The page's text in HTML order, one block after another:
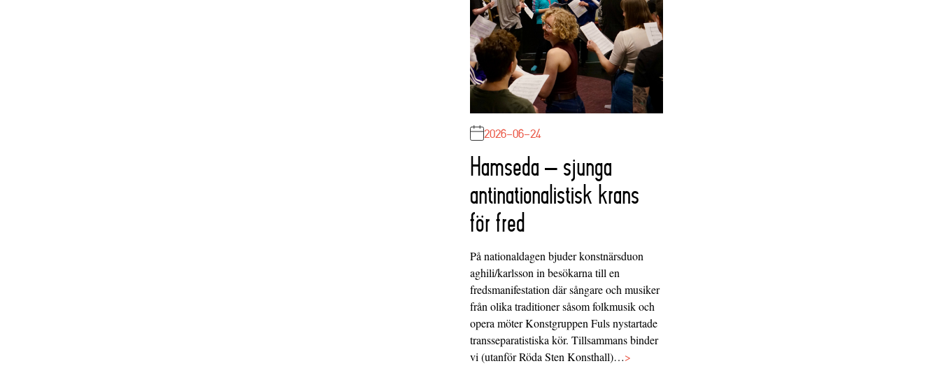
2026-06-24
Hamseda – sjunga
antinationalistisk krans
för fred
På nationaldagen bjuder konstnärsduon
aghili/karlsson in besökarna till en
fredsmanifestation där sångare och musiker
från olika traditioner såsom folkmusik och
opera möter Konstgruppen Fuls nystartade
transseparatistiska kör. Tillsammans binder
vi (utanför Röda Sten Konsthall)…>